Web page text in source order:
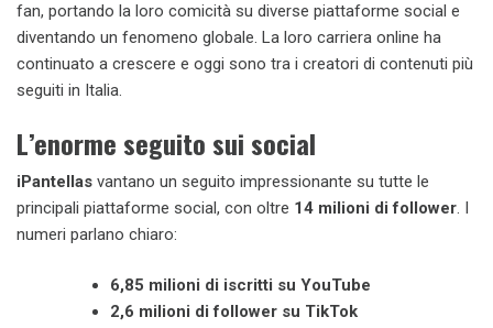
fan, portando la loro comicità su diverse piattaforme social e
diventando un fenomeno globale. La loro carriera online ha
continuato a crescere e oggi sono tra i creatori di contenuti più
seguiti in Italia.
L’enorme seguito sui social
iPantellas vantano un seguito impressionante su tutte le
principali piattaforme social, con oltre 14 milioni di follower. I
numeri parlano chiaro:
6,85 milioni di iscritti su YouTube
2,6 milioni di follower su TikTok